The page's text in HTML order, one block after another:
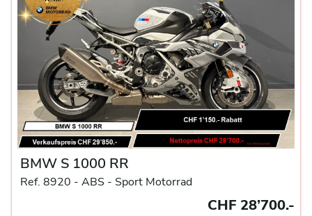
BMW S 1000 RR
Ref. 8920 - ABS - Sport Motorrad
CHF 28’700.-